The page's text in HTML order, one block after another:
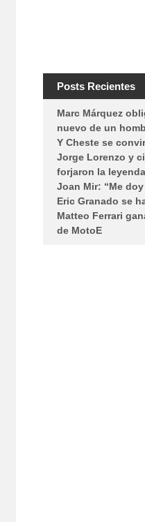
Posts Recientes
Marc Márquez
nuevo de un
Y Cheste se
Jorge Lorenzo y
forjaron la
Joan Mir: “Me
Eric Granado se
Matteo Ferrari
de MotoE